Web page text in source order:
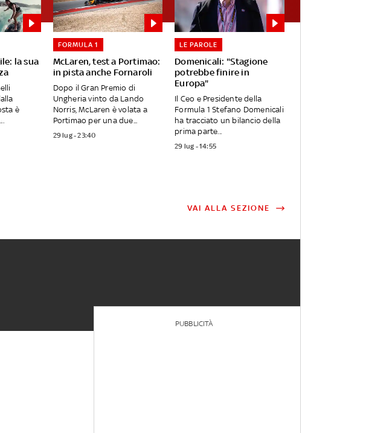
la sua
è
McLaren, test a Portimao:
in pista anche Fornaroli
FORMULA 1
Dopo il Gran Premio di
Ungheria vinto da Lando
Norris, McLaren è volata a
Portimao per una due...
29 lug - 23:40
Domenicali: "Stagione
potrebbe finire in
Europa"
LE PAROLE
Il Ceo e Presidente della
Formula 1 Stefano Domenicali
ha tracciato un bilancio della
prima parte...
29 lug - 14:55
VAI ALLA SEZIONE
PUBBLICITÀ